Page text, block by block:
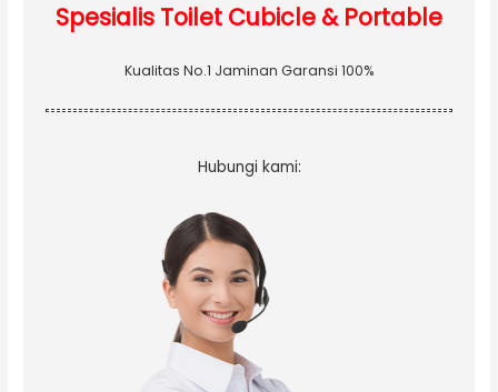
Spesialis Toilet Cubicle & Portable
Kualitas No.1 Jaminan Garansi 100%
Hubungi kami: